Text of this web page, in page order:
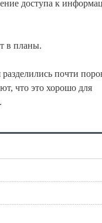
доступа к
в планы.
почти
что это хорошо для